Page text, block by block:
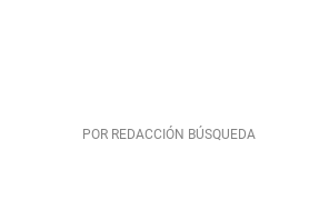
POR REDACCIÓN BÚSQUEDA